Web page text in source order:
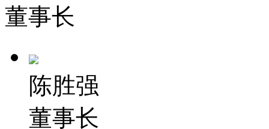
董事长
陈胜强
董事长